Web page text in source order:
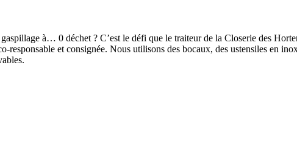
à… 0 déchet ? C’est le défi que le traiteur de la Closerie des
responsable et consignée. Nous utilisons des bocaux, des ustensiles en